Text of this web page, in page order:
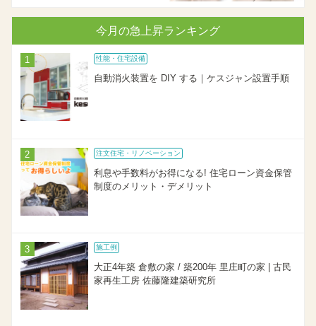
今月の急上昇ランキング
性能・住宅設備
自動消火装置を DIY する｜ケスジャン設置手順
注文住宅・リノベーション
利息や手数料がお得になる! 住宅ローン資金保管
制度のメリット・デメリット
施工例
大正4年築 倉敷の家 / 築200年 里庄町の家 | 古民
家再生工房 佐藤隆建築研究所